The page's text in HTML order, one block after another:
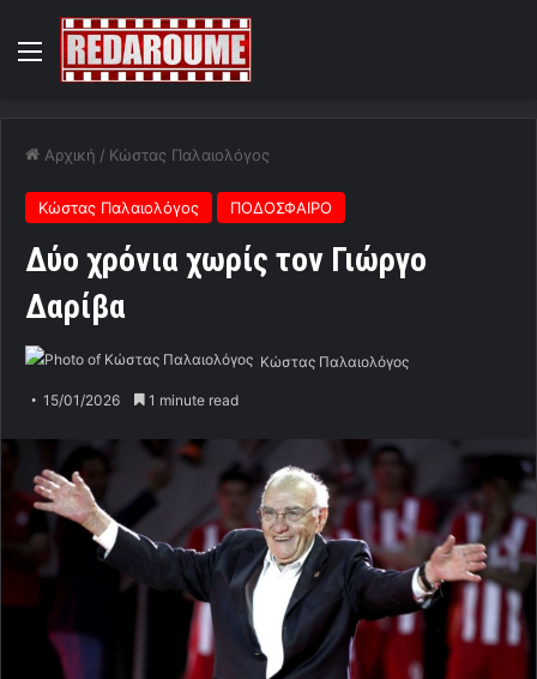
Menu
Αρχική / Κώστας Παλαιολόγος
Κώστας Παλαιολόγος ΠΟΔΟΣΦΑΙΡΟ
Δύο χρόνια χωρίς τον Γιώργο
Δαρίβα
Κώστας Παλαιολόγος
15/01/2026 1 minute read